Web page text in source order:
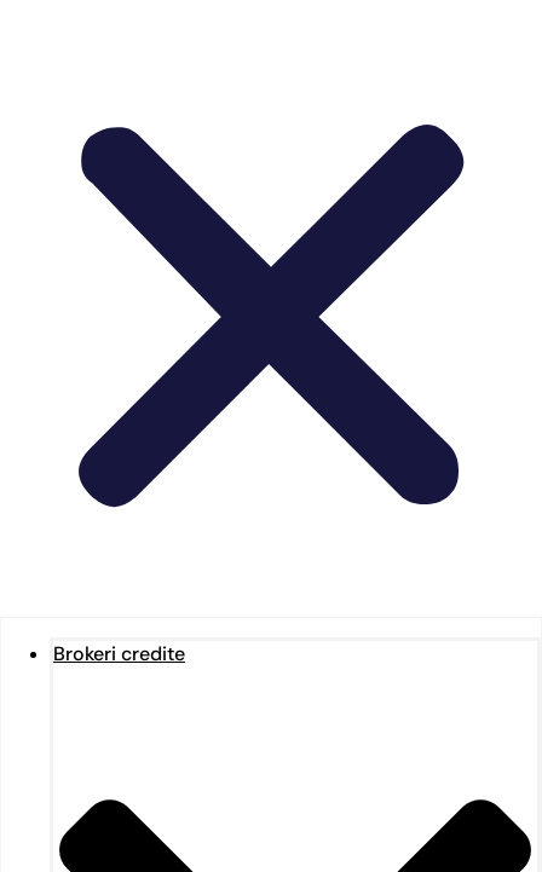
Brokeri credite